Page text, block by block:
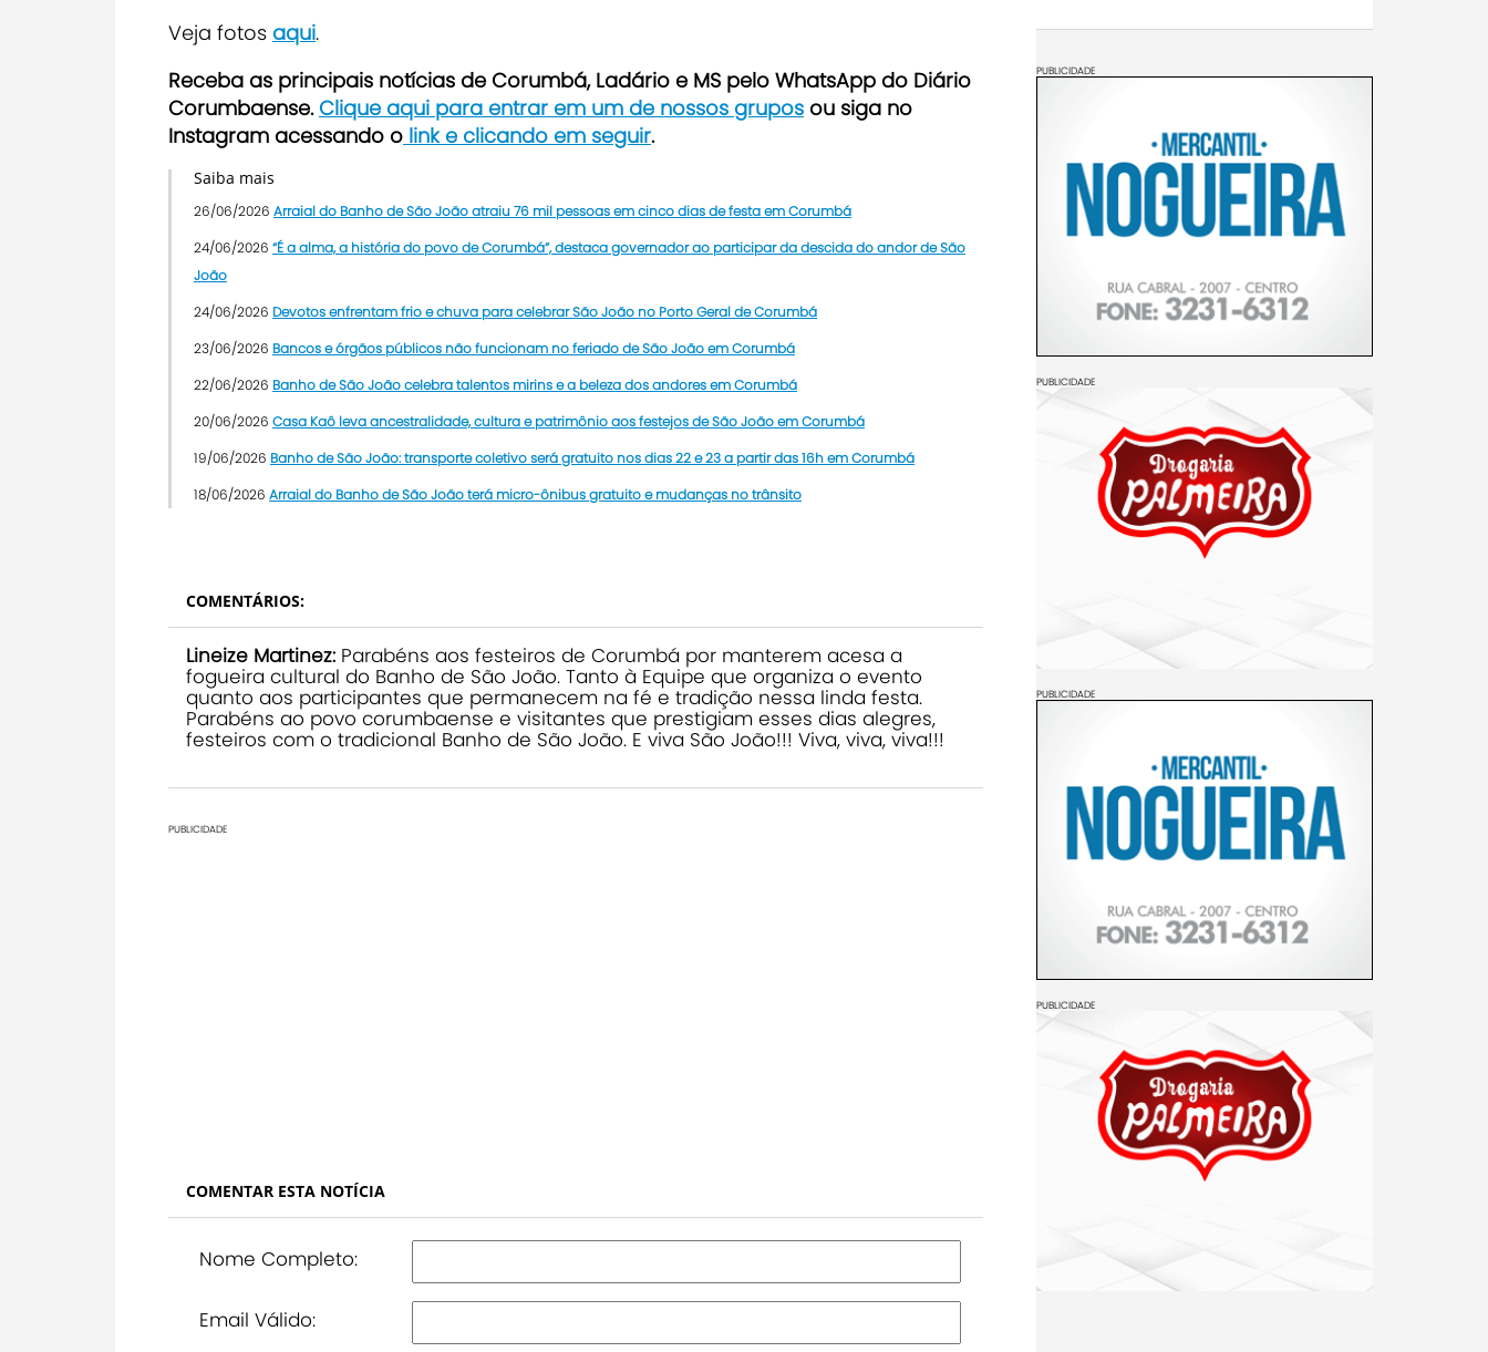
Veja fotos aqui.
Receba as principais notícias de Corumbá, Ladário e MS pelo WhatsApp do Diário
Corumbaense. Clique aqui para entrar em um de nossos grupos ou siga no
Instagram acessando o link e clicando em seguir.
Saiba mais
26/06/2026 Arraial do Banho de São João atraiu 76 mil pessoas em cinco dias de festa em Corumbá
24/06/2026 “É a alma, a história do povo de Corumbá”, destaca governador ao participar da descida do andor de São
João
24/06/2026 Devotos enfrentam frio e chuva para celebrar São João no Porto Geral de Corumbá
23/06/2026 Bancos e órgãos públicos não funcionam no feriado de São João em Corumbá
22/06/2026 Banho de São João celebra talentos mirins e a beleza dos andores em Corumbá
20/06/2026 Casa Kaô leva ancestralidade, cultura e patrimônio aos festejos de São João em Corumbá
19/06/2026 Banho de São João: transporte coletivo será gratuito nos dias 22 e 23 a partir das 16h em Corumbá
18/06/2026 Arraial do Banho de São João terá micro-ônibus gratuito e mudanças no trânsito
COMENTÁRIOS:
Lineize Martinez: Parabéns aos festeiros de Corumbá por manterem acesa a
fogueira cultural do Banho de São João. Tanto à Equipe que organiza o evento
quanto aos participantes que permanecem na fé e tradição nessa linda festa.
Parabéns ao povo corumbaense e visitantes que prestigiam esses dias alegres,
festeiros com o tradicional Banho de São João. E viva São João!!! Viva, viva, viva!!!
PUBLICIDADE
COMENTAR ESTA NOTÍCIA
Nome Completo:
Email Válido:
PUBLICIDADE
PUBLICIDADE
PUBLICIDADE
PUBLICIDADE